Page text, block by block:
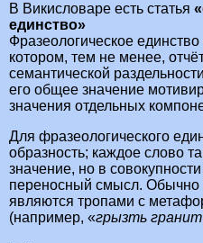
В Викисловаре есть статья
единство»
Фразеологическое
котором, тем не менее,
семантической
его общее значение
значения отдельных
Для фразеологического
образность; каждое слово
значение, но в
переносный смысл. Обычно
являются тропами с
(например, «грызть гранит